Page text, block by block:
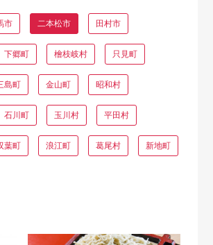
市 二本松市 田村市
下郷町 檜枝岐村 只見町
島町 金山町 昭和村
石川町 玉川村 平田村
葉町 浪江町 葛尾村 新地町